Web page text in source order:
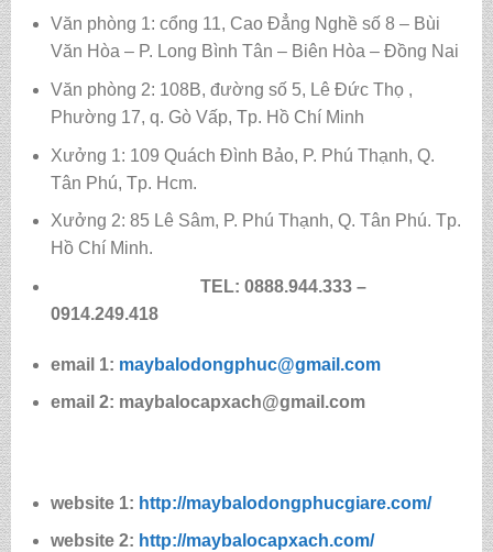
Văn phòng 1: cổng 11, Cao Đẳng Nghề số 8 – Bùi
Văn Hòa – P. Long Bình Tân – Biên Hòa – Đồng Nai
Văn phòng 2: 108B, đường số 5, Lê Đức Thọ ,
Phường 17, q. Gò Vấp, Tp. Hồ Chí Minh
Xưởng 1: 109 Quách Đình Bảo, P. Phú Thạnh, Q.
Tân Phú, Tp. Hcm.
Xưởng 2: 85 Lê Sâm, P. Phú Thạnh, Q. Tân Phú. Tp.
Hồ Chí Minh.
TEL: 0888.944.333 –
0914.249.418
email 1: maybalodongphuc@gmail.com
email 2: maybalocapxach@gmail.com
website 1: http://maybalodongphucgiare.com/
website 2: http://maybalocapxach.com/